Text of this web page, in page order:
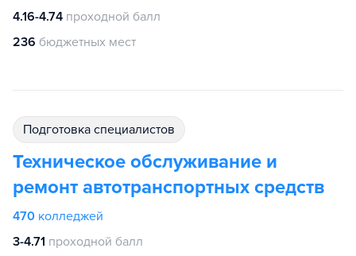
4.16-4.74 проходной балл
236 бюджетных мест
подготовка специалистов
Техническое обслуживание и
ремонт автотранспортных средств
470 колледжей
3-4.71 проходной балл